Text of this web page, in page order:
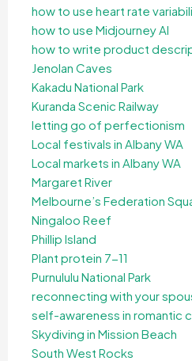
how to use heart rate
how to use Midjourney AI
how to write product
Jenolan Caves
Kakadu National Park
Kuranda Scenic Railway
letting go of perfectionism
Local festivals in Albany WA
Local markets in Albany WA
Margaret River
Melbourne’s Federation
Ningaloo Reef
Phillip Island
Plant protein 7-11
Purnululu National Park
reconnecting with your
self-awareness in romantic
Skydiving in Mission Beach
South West Rocks